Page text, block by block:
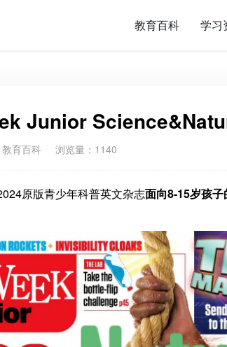
教育百科 学习
Junior
教育百科 浏览量：1140
原版青少年科普英文杂志面向8-15岁孩子